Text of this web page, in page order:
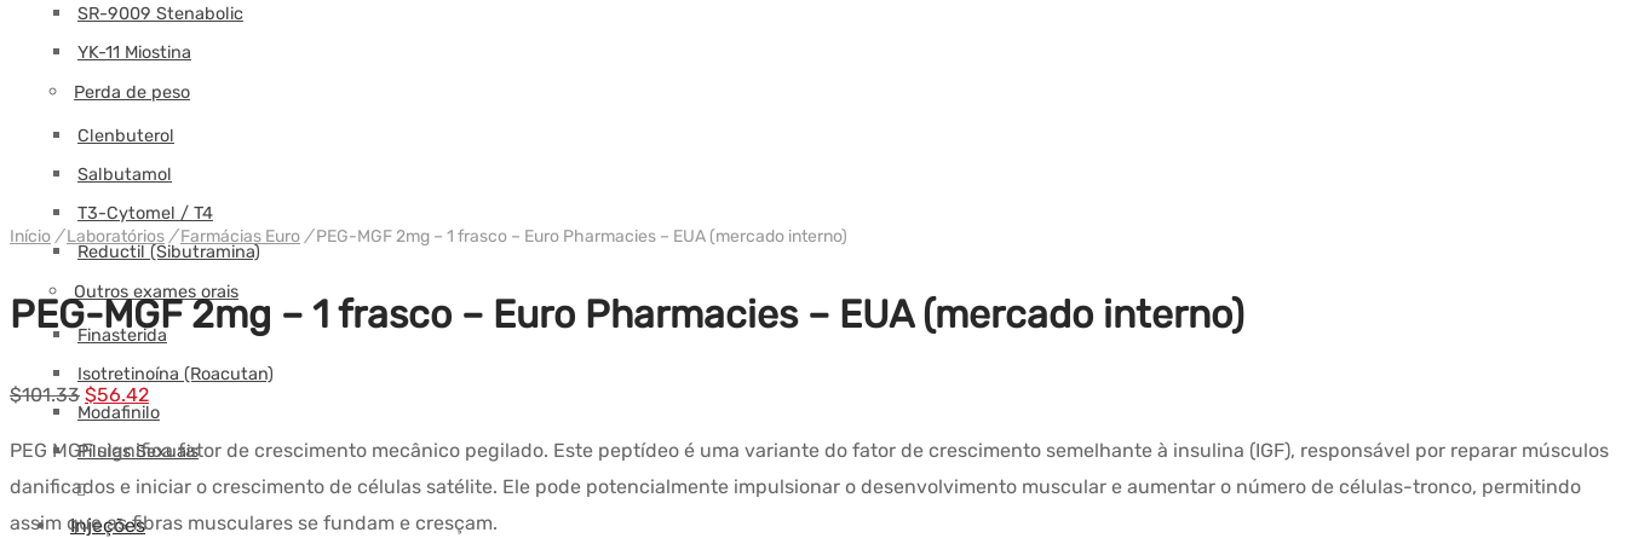
SR-9009 Stenabolic
YK-11 Miostina
Perda de peso
Clenbuterol
Salbutamol
T3-Cytomel / T4
Reductil (Sibutramina)
Outros exames orais
Finasterida
Isotretinoína (Roacutan)
Modafinilo
Pílulas Sexuais
Injeções
Início / Laboratórios / Farmácias Euro /PEG-MGF 2mg – 1 frasco – Euro Pharmacies – EUA (mercado interno)
PEG-MGF 2mg – 1 frasco – Euro Pharmacies – EUA (mercado interno)
$101.33 Preço
era:
$101.33.
$56.42Preço
$56.42.
PEG MGF significa fator de crescimento mecânico pegilado. Este peptídeo é uma variante do fator de crescimento semelhante à insulina (IGF), responsável por reparar músculos
danificados e iniciar o crescimento de células satélite. Ele pode potencialmente impulsionar o desenvolvimento muscular e aumentar o número de células-tronco, permitindo
assim que as fibras musculares se fundam e cresçam.